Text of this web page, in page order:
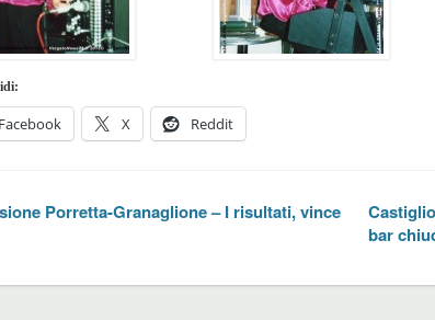
Facebook X Reddit
Porretta-Granaglione – I risultati, vince
bar